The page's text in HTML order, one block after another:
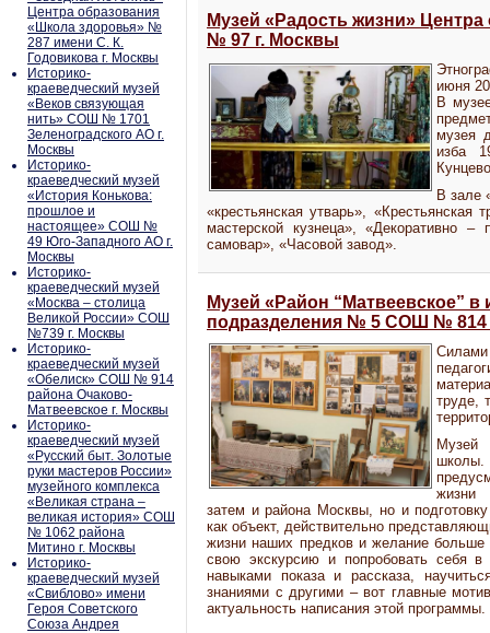
Центра образования
«Школа здоровья» №
287 имени С. К.
Годовикова г. Москвы
Историко-
краеведческий музей
«Веков связующая
нить» СОШ № 1701
Зеленоградского АО г.
Москвы
Историко-
краеведческий музей
«История Конькова:
прошлое и
настоящее» СОШ №
49 Юго-Западного АО г.
Москвы
Историко-
краеведческий музей
«Москва – столица
Великой России» СОШ
№739 г. Москвы
Историко-
краеведческий музей
«Обелиск» СОШ № 914
района Очаково-
Матвеевское г. Москвы
Историко-
краеведческий музей
«Русский быт. Золотые
руки мастеров России»
музейного комплекса
«Великая страна –
великая история» СОШ
№ 1062 района
Митино г. Москвы
Историко-
краеведческий музей
«Свиблово» имени
Героя Советского
Союза Андрея
Музей «Радость жизни»
№ 97 г. Москвы
июня
В
музея
изба
В зале
«крестьянская утварь»,
мастерской кузнеца», «Декоративно –
самовар», «Часовой завод».
Музей «Район “Матвеевское” в
подразделения № 5 СОШ № 814
труде,
Музей
жизни
затем и района Москвы, но и
как объект, действительно
жизни наших предков и желание больше
свою экскурсию и попробовать себя в
навыками показа и рассказа,
знаниями с другими – вот главные
актуальность написания этой программы.